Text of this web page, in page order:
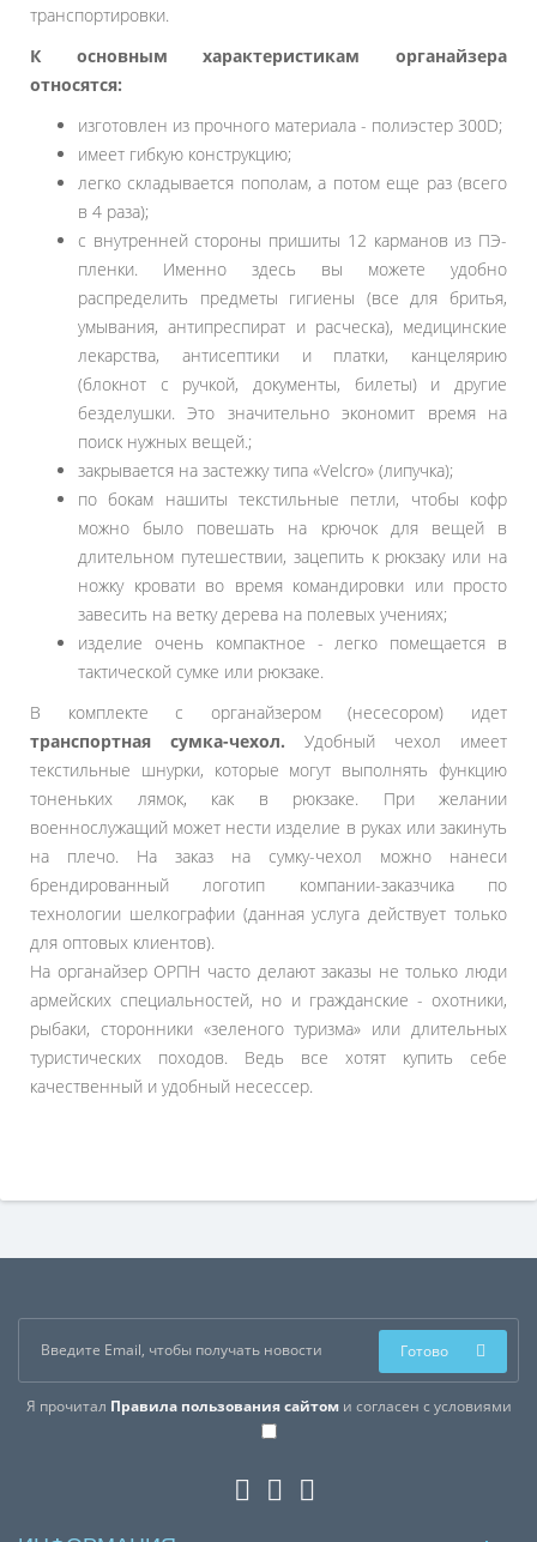
транспортировки.
К основным характеристикам органайзера
относятся:
изготовлен из прочного материала - полиэстер 300D;
имеет гибкую конструкцию;
легко складывается пополам, а потом еще раз (всего
в 4 раза);
с внутренней стороны пришиты 12 карманов из ПЭ-
пленки. Именно здесь вы можете удобно
распределить предметы гигиены (все для бритья,
умывания, антипреспират и расческа), медицинские
лекарства, антисептики и платки, канцелярию
(блокнот с ручкой, документы, билеты) и другие
безделушки. Это значительно экономит время на
поиск нужных вещей.;
закрывается на застежку типа «Velcro» (липучка);
по бокам нашиты текстильные петли, чтобы кофр
можно было повешать на крючок для вещей в
длительном путешествии, зацепить к рюкзаку или на
ножку кровати во время командировки или просто
завесить на ветку дерева на полевых учениях;
изделие очень компактное - легко помещается в
тактической сумке или рюкзаке.
В комплекте с органайзером (несесором) идет
транспортная сумка-чехол. Удобный чехол имеет
текстильные шнурки, которые могут выполнять функцию
тоненьких лямок, как в рюкзаке. При желании
военнослужащий может нести изделие в руках или закинуть
на плечо. На заказ на сумку-чехол можно нанеси
брендированный логотип компании-заказчика по
технологии шелкографии (данная услуга действует только
для оптовых клиентов).
На органайзер ОРПН часто делают заказы не только люди
армейских специальностей, но и гражданские - охотники,
рыбаки, сторонники «зеленого туризма» или длительных
туристических походов. Ведь все хотят купить себе
качественный и удобный несессер.
Я прочитал Правила пользования сайтоми согласен с условиями
Готово